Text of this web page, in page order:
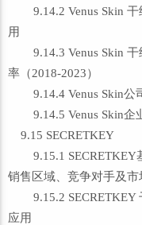
9.14.2 Venus Skin 干
用
9.14.3 Venus Skin 干
率（2018-2023）
9.14.4 Venus Skin公
9.14.5 Venus Skin企
9.15 SECRETKEY
9.15.1 SECRETKEY
销售区域、竞争对手及市
9.15.2 SECRETKEY
应用